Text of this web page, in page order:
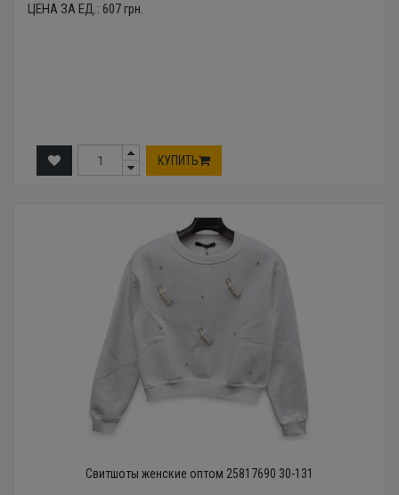
ЦЕНА ЗА ЕД.: 607грн.
КУПИТЬ
Свитшоты женские оптом 25817690 30-131